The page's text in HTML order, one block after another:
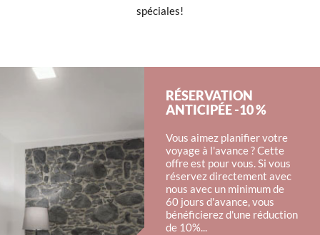
spéciales!
RÉSERVATION
ANTICIPÉE -10 %
Vous aimez planifier votre
voyage à l'avance ? Cette
offre est pour vous. Si vous
réservez directement avec
nous avec un minimum de
60 jours d'avance, vous
bénéficierez d'une réduction
de 10%...